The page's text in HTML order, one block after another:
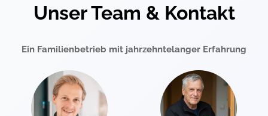
Unser Team & Kontakt
Ein Familienbetrieb mit jahrzehntelanger Erfahrung